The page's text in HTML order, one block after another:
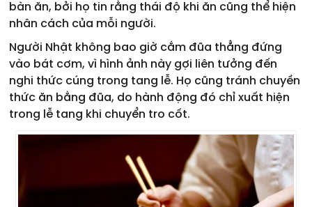
bàn ăn, bởi họ tin rằng thái độ khi ăn cũng thể hiện
nhân cách của mỗi người.
Người Nhật không bao giờ cắm đũa thẳng đứng
vào bát cơm, vì hình ảnh này gợi liên tưởng đến
nghi thức cúng trong tang lễ. Họ cũng tránh chuyền
thức ăn bằng đũa, do hành động đó chỉ xuất hiện
trong lễ tang khi chuyển tro cốt.